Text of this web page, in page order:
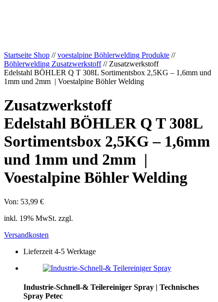
Startseite Shop //voestalpine Böhlerwelding Produkte //
Böhlerwelding Zusatzwerkstoff// Zusatzwerkstoff
Edelstahl BÖHLER Q T 308L Sortimentsbox 2,5KG – 1,6mm und
1mm und 2mm | Voestalpine Böhler Welding
Zusatzwerkstoff
Edelstahl BÖHLER Q T 308L
Sortimentsbox 2,5KG – 1,6mm
und 1mm und 2mm |
Voestalpine Böhler Welding
Von: 53,99 €
inkl. 19% MwSt. zzgl.
Versandkosten
Lieferzeit 4-5 Werktage
Industrie-Schnell-& Teilereiniger Spray | Technisches
Spray Petec